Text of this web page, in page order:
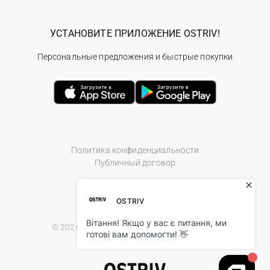
Политика конфиденциальности
Публичный договор
© 2026 Ostriv.ua Store. All Rights Reserved.
УСТАНОВИТЕ ПРИЛОЖЕНИЕ OSTRIV!
Персональные предложения и быстрые покупки